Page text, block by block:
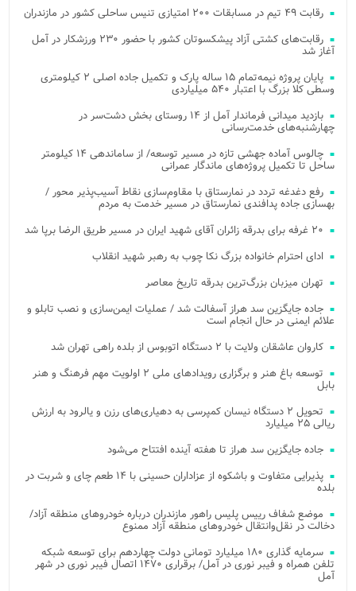
رقابت ۴۹ تیم در مسابقات ۲۰۰ امتیازی تنیس ساحلی کشور در مازندران
رقابت‌های کشتی آزاد پیشکسوتان کشور با حضور ۲۳۰ ورزشکار در آمل
آغاز شد
پایان پروژه نیمه‌تمام ۱۵ ساله پارک و تکمیل جاده اصلی ۲ کیلومتری
وسطی کلا بزرگ با اعتبار ۵۴۰ میلیاردی
بازدید میدانی فرماندار آمل از ۱۴ روستای بخش دشت‌سر در
چهارشنبه‌های خدمت‌رسانی
چالوس آماده جهشی تازه در مسیر توسعه/ از ساماندهی ۱۴ کیلومتر
ساحل تا تکمیل پروژه‌های ماندگار عمرانی
رفع دغدغه تردد در نمارستاق با مقاوم‌سازی نقاط آسیب‌پذیر محور /
بهسازی جاده پدافندی نمارستاق در مسیر خدمت به مردم
۲۰ غرفه برای بدرقه زائران آقای شهید ایران در مسیر طریق الرضا برپا شد
ادای احترام خانواده بزرگ نکا چوب به رهبر شهید انقلاب
تهران میزبان بزرگ‌ترین بدرقه تاریخ معاصر
جاده جایگزین سد هراز آسفالت شد / عملیات ایمن‌سازی و نصب تابلو و
علائم ایمنی در حال انجام است
کاروان عاشقان ولایت با ۲ دستگاه اتوبوس از بلده راهی تهران شد
توسعه باغ هنر و برگزاری رویدادهای ملی ۲ اولویت مهم فرهنگ و هنر
بابل
تحویل ۲ دستگاه نیسان کمپرسی به دهیاری‌های رزن و یالرود به ارزش
ریالی ۲۵ میلیارد
جاده جایگزین سد هراز تا هفته آینده افتتاح می‌شود
پذیرایی متفاوت و باشکوه از عزاداران حسینی با ۱۴ طعم چای و شربت در
بلده
موضع شفاف رییس پلیس راهور مازندران درباره خودروهای منطقه آزاد/
دخالت در نقل‌وانتقال خودروهای منطقه آزاد ممنوع
سرمایه گذاری ۱۸۰ میلیارد تومانی دولت چهاردهم برای توسعه شبکه
تلفن همراه و فیبر نوری در آمل/ برقراری ۱۴۷۰ اتصال فیبر نوری در شهر
آمل